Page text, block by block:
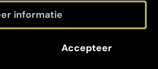
informatie
Accepteer
credits